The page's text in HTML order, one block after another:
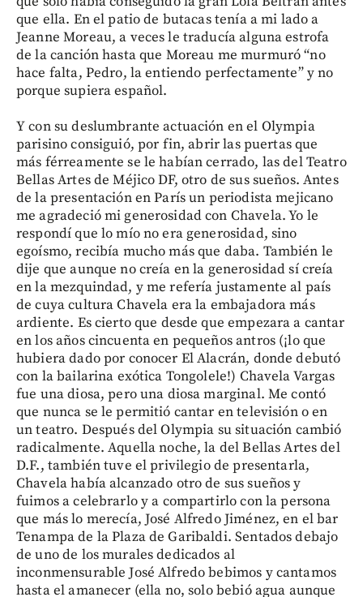
que ella. En el patio de butacas tenía a mi lado a
Jeanne Moreau, a veces le traducía alguna estrofa
de la canción hasta que Moreau me murmuró “no
hace falta, Pedro, la entiendo perfectamente” y no
porque supiera español.
Y con su deslumbrante actuación en el Olympia
parisino consiguió, por fin, abrir las puertas que
más férreamente se le habían cerrado, las del Teatro
Bellas Artes de Méjico DF, otro de sus sueños. Antes
de la presentación en París un periodista mejicano
me agradeció mi generosidad con Chavela. Yo le
respondí que lo mío no era generosidad, sino
egoísmo, recibía mucho más que daba. También le
dije que aunque no creía en la generosidad sí creía
en la mezquindad, y me refería justamente al país
de cuya cultura Chavela era la embajadora más
ardiente. Es cierto que desde que empezara a cantar
en los años cincuenta en pequeños antros (¡lo que
hubiera dado por conocer El Alacrán, donde debutó
con la bailarina exótica Tongolele!) Chavela Vargas
fue una diosa, pero una diosa marginal. Me contó
que nunca se le permitió cantar en televisión o en
un teatro. Después del Olympia su situación cambió
radicalmente. Aquella noche, la del Bellas Artes del
D.F., también tuve el privilegio de presentarla,
Chavela había alcanzado otro de sus sueños y
fuimos a celebrarlo y a compartirlo con la persona
que más lo merecía, José Alfredo Jiménez, en el bar
Tenampa de la Plaza de Garibaldi. Sentados debajo
de uno de los murales dedicados al
inconmensurable José Alfredo bebimos y cantamos
hasta el amanecer (ella no, solo bebió agua aunque